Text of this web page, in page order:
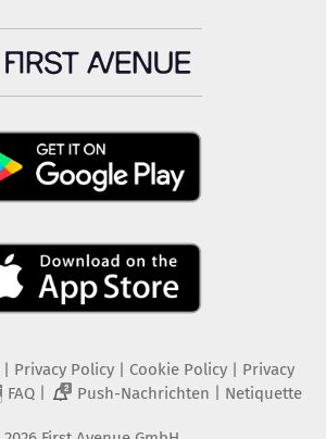
Privacy Policy| Cookie Policy| Privacy
FAQ| 2 Push-Nachrichten Netiquette